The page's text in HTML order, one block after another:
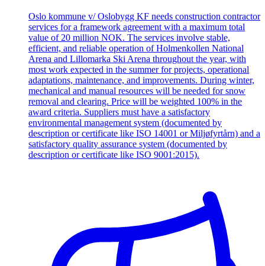
Oslo kommune v/ Oslobygg KF needs construction contractor
services for a framework agreement with a maximum total
value of 20 million NOK. The services involve stable,
efficient, and reliable operation of Holmenkollen National
Arena and Lillomarka Ski Arena throughout the year, with
most work expected in the summer for projects, operational
adaptations, maintenance, and improvements. During winter,
mechanical and manual resources will be needed for snow
removal and clearing. Price will be weighted 100% in the
award criteria. Suppliers must have a satisfactory
environmental management system (documented by
description or certificate like ISO 14001 or Miljøfyrtårn) and a
satisfactory quality assurance system (documented by
description or certificate like ISO 9001:2015).